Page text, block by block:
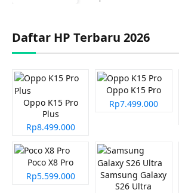
Daftar HP Terbaru 2026
Oppo K15 Pro
Plus
Rp8.499.000
Oppo K15 Pro
Rp7.499.000
Poco X8 Pro
Rp5.599.000
Samsung Galaxy
S26 Ultra